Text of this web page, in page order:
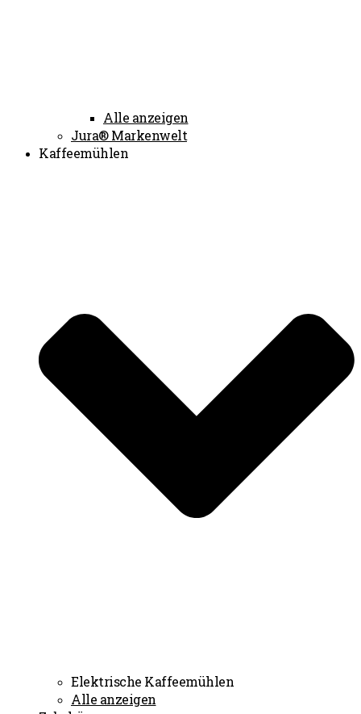
Alle anzeigen
Jura® Markenwelt
Kaffeemühlen
Elektrische Kaffeemühlen
Alle anzeigen